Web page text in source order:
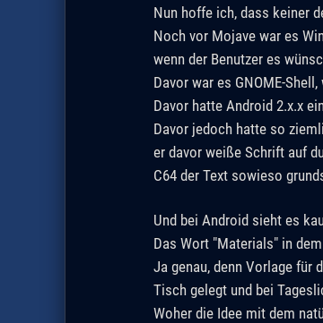
Nun hoffe ich, dass keiner
Noch vor Mojave war es
wenn der Benutzer es
Davor war es GNOME-
Davor hatte Android 2.x.x
Davor jedoch hatte so
er davor weiße Schrift auf
C64 der Text sowieso
Und bei Android sieht es
Das Wort "Materials" in
Ja genau, denn Vorlage für
Tisch gelegt und bei
Woher die Idee mit dem